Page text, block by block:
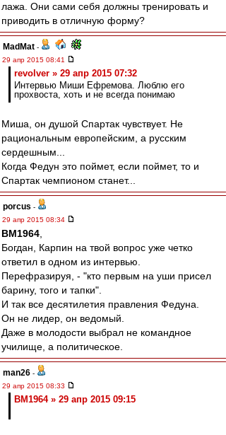
лажа. Они сами себя должны тренировать и
приводить в отличную форму?
MadMat -
29 апр 2015 08:41
revolver » 29 апр 2015 07:32
Интервью Миши Ефремова. Люблю его
прохвоста, хоть и не всегда понимаю
Миша, он душой Спартак чувствует. Не
рациональным европейским, а русским
сердешным...
Когда Федун это поймет, если поймет, то и
Спартак чемпионом станет...
porcus -
29 апр 2015 08:34
BM1964
Богдан, Карпин на твой вопрос уже четко
ответил в одном из интервью.
Перефразируя, - "кто первым на уши присел
барину, того и тапки".
И так все десятилетия правления Федуна.
Он не лидер, он ведомый.
Даже в молодости выбрал не командное
училище, а политическое.
man26 -
29 апр 2015 08:33
BM1964 » 29 апр 2015 09:15